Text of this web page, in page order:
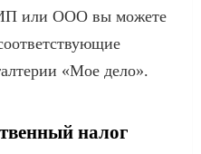
ИП или ООО вы можете
«Мое дело».
налог